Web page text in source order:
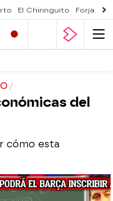
El Chiringuito Forjado
del
cómo esta